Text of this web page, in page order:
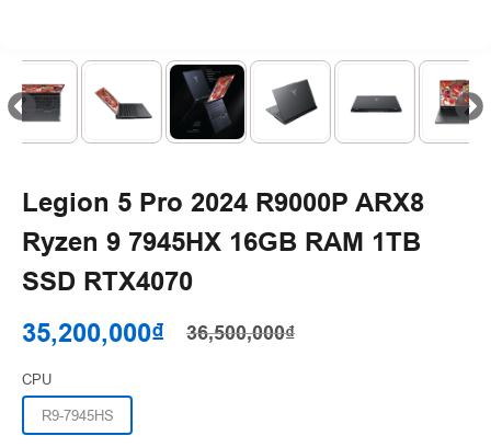
Legion 5 Pro 2024 R9000P ARX8
Ryzen 9 7945HX 16GB RAM 1TB
SSD RTX4070
35,200,000₫
36,500,000₫
CPU
R9-7945HS